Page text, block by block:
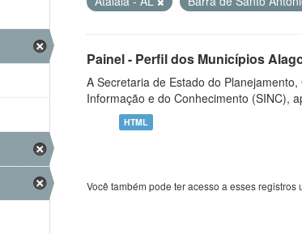
Painel - Perfil dos Municípios
A Secretaria de Estado do
Informação e do Conhecimento (SINC),
HTML
Você também pode ter acesso a esses registros